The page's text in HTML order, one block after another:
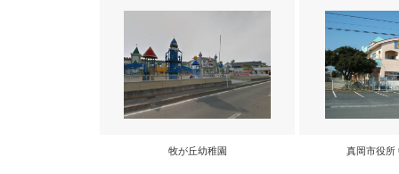
牧が丘幼稚園 真岡市役所